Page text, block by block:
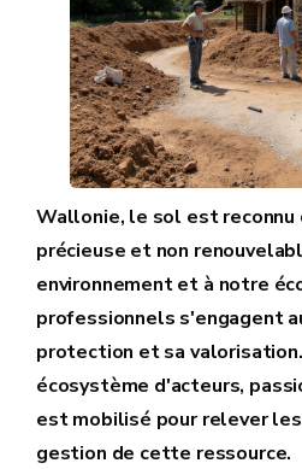
Wallonie, le sol est reconnu
précieuse et non
environnement et à notre
professionnels s'engagent
protection et sa
écosystème d'acteurs,
est mobilisé pour relever
gestion de cette ressource.